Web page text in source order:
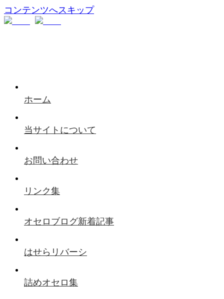
コンテンツへスキップ
ホーム
当サイトについて
お問い合わせ
リンク集
オセロブログ新着記事
はせらリバーシ
詰めオセロ集